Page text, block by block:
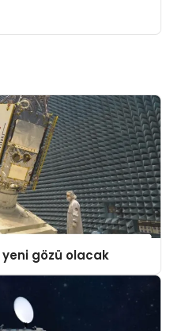
yeni gözü olacak